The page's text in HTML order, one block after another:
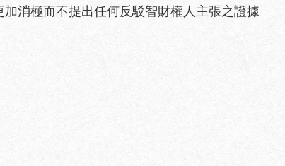
消極而不提出任何反駁智財權人主張之證據